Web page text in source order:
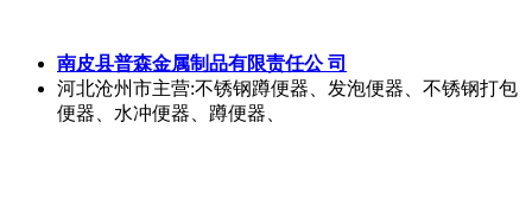
南皮县普森金属制品有限责任公 司
河北沧州市主营:不锈钢蹲便器、发泡便器、不锈钢打包
便器、水冲便器、蹲便器、